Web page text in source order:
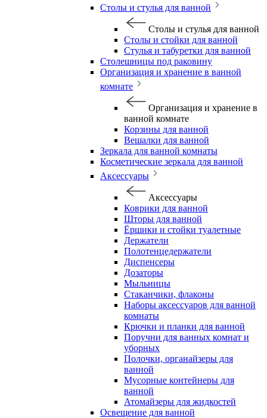
Столы и стулья для ванной
Столы и стулья для ванной
Столы и стойки для ванной
Стулья и табуретки для ванной
Столешницы под раковину
Организация и хранение в ванной
комнате
Организация и хранение в
ванной комнате
Корзины для ванной
Вешалки для ванной
Зеркала для ванной комнаты
Косметические зеркала для ванной
Аксессуары
Аксессуары
Коврики для ванной
Шторы для ванной
Ёршики и стойки туалетные
Держатели
Полотенцедержатели
Диспенсеры
Дозаторы
Мыльницы
Стаканчики, флаконы
Наборы аксессуаров для ванной
комнаты
Крючки и планки для ванной
Поручни для ванных комнат и
уборных
Полочки, органайзеры для
ванной
Мусорные контейнеры для
ванной
Атомайзеры для жидкостей
Освещение для ванной